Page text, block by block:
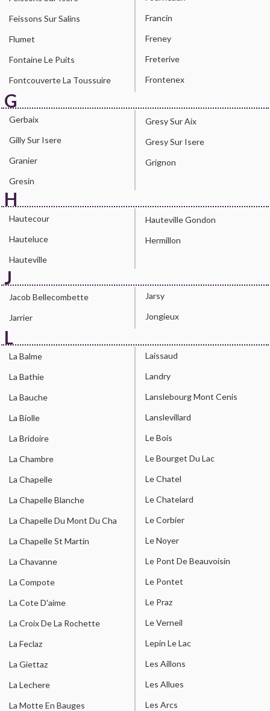
Feissons Sur Salins
Flumet
Fontaine Le Puits
Fontcouverte La Toussuire
Francin
Freney
Freterive
Frontenex
G
Gerbaix
Gilly Sur Isere
Granier
Gresin
Gresy Sur Aix
Gresy Sur Isere
Grignon
H
Hautecour
Hauteluce
Hauteville
Hauteville Gondon
Hermillon
J
Jacob Bellecombette
Jarrier
Jarsy
Jongieux
L
La Balme
La Bathie
La Bauche
La Biolle
La Bridoire
La Chambre
La Chapelle
La Chapelle Blanche
La Chapelle Du Mont Du Cha
La Chapelle St Martin
La Chavanne
La Compote
La Cote D'aime
La Croix De La Rochette
La Feclaz
La Giettaz
La Lechere
La Motte En Bauges
Laissaud
Landry
Lanslebourg Mont Cenis
Lanslevillard
Le Bois
Le Bourget Du Lac
Le Chatel
Le Chatelard
Le Corbier
Le Noyer
Le Pont De Beauvoisin
Le Pontet
Le Praz
Le Verneil
Lepin Le Lac
Les Aillons
Les Allues
Les Arcs